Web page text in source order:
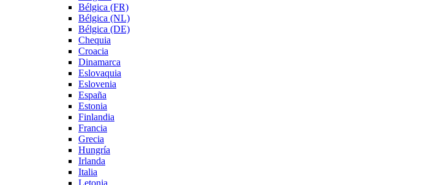
Bélgica (FR)
Bélgica (NL)
Bélgica (DE)
Chequia
Croacia
Dinamarca
Eslovaquia
Eslovenia
España
Estonia
Finlandia
Francia
Grecia
Hungría
Irlanda
Italia